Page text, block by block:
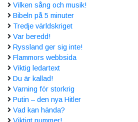
Vilken sång och musik!
Bibeln på 5 minuter
Tredje världskriget
Var beredd!
Ryssland ger sig inte!
Flammors webbsida
Viktig ledartext
Du är kallad!
Varning för storkrig
Putin – den nya Hitler
Vad kan hända?